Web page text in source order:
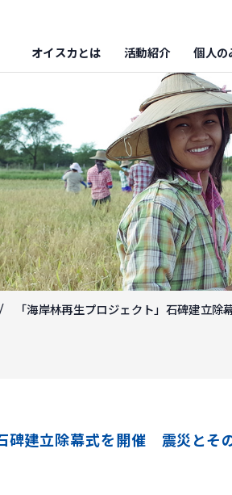
オイスカとは 活動紹介 個人の
「海岸林再生プロジェクト」石碑建立
碑建立除幕式を開催 震災とそ